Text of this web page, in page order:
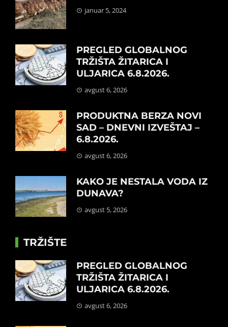
januar 5, 2024
PREGLED GLOBALNOG
TRŽIŠTA ŽITARICA I
ULJARICA 6.8.2026.
avgust 6, 2026
PRODUKTNA BERZA NOVI
SAD – DNEVNI IZVEŠTAJ –
6.8.2026.
avgust 6, 2026
KAKO JE NESTALA VODA IZ
DUNAVA?
avgust 5, 2026
TRŽIŠTE
PREGLED GLOBALNOG
TRŽIŠTA ŽITARICA I
ULJARICA 6.8.2026.
avgust 6, 2026